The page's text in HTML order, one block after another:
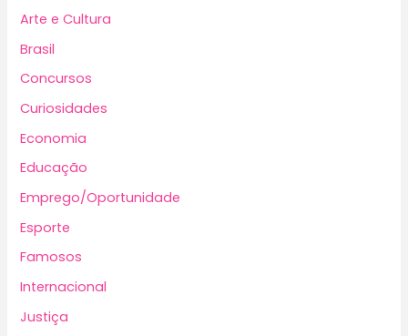
Arte e Cultura
Brasil
Concursos
Curiosidades
Economia
Educação
Emprego/Oportunidade
Esporte
Famosos
Internacional
Justiça